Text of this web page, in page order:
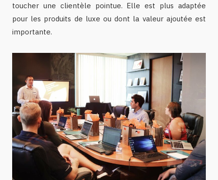
toucher une clientèle pointue. Elle est plus adaptée
pour les produits de luxe ou dont la valeur ajoutée est
importante.